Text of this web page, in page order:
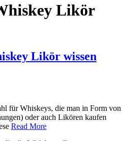
Likör
Likör wissen
für Whiskeys, die man in Form von
oder auch Likören kaufen
Read More